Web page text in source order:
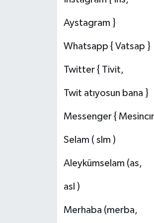
Aystagram }
Whatsapp { Vatsap }
Twitter { Tivit,
Twit atıyosun bana }
Messenger {
Selam ( slm )
Aleykümselam (as,
asl )
Merhaba (merba,
Video Haber
Yeme-İçme